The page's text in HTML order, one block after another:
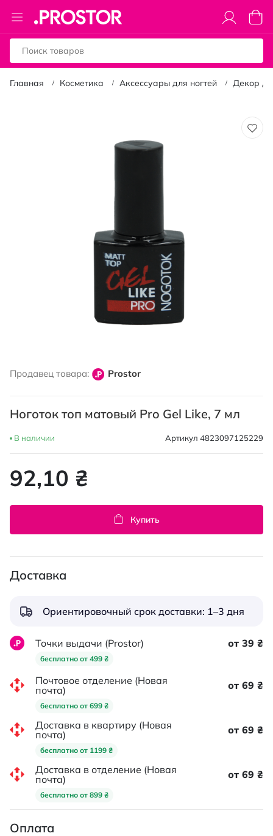
Toggle
Nav
Моя
Главная Косметика Аксессуары для ногтей Декор
началу
изображений
Продавец товара: Prostor
Ноготок топ матовый Pro Gel Like, 7 мл
В наличии Артикул 4823097125229
92,10 ₴
Купить
Доставка
Ориентировочный срок доставки: 1–3 дня
Точки выдачи (Prostor)
бесплатно от 499 ₴
от 39 ₴
Почтовое отделение (Новая
почта)
бесплатно от 699 ₴
от 69 ₴
Доставка в квартиру (Новая
почта)
бесплатно от 1199 ₴
от 69 ₴
Доставка в отделение (Новая
почта)
бесплатно от 899 ₴
от 69 ₴
Оплата